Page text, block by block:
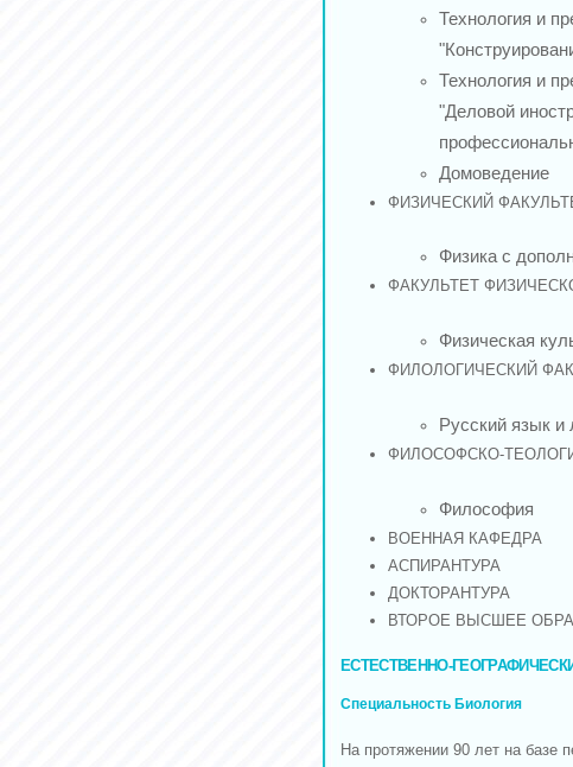
Технология и
Технология и
"Деловой
Домоведение
ФИЗИЧЕСКИЙ
Физика с
ФАКУЛЬТЕТ
Физическая
ФИЛОЛОГИЧЕСКИЙ
Русский язык и
ФИЛОСОФСКО-
Философия
ВОЕННАЯ КАФЕДРА
АСПИРАНТУРА
ДОКТОРАНТУРА
ВТОРОЕ ВЫСШЕЕ
ЕСТЕСТВЕННО-
Специальность Биология
На протяжении 90 лет на базе